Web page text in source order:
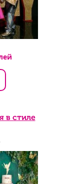
в стиле